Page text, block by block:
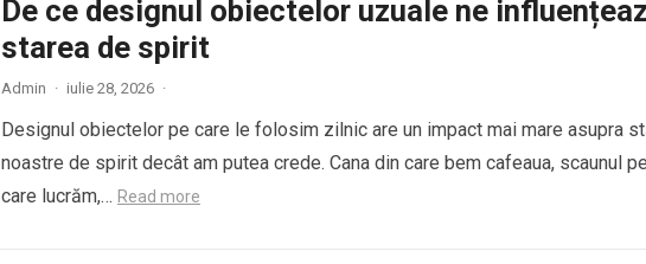
De ce designul obiectelor uzuale ne
starea de spirit
Admin · iulie 28, 2026 ·
Designul obiectelor pe care le folosim zilnic are un impact mai mare asupra
noastre de spirit decât am putea crede. Cana din care bem cafeaua, scaunul pe
care lucrăm,… Read more